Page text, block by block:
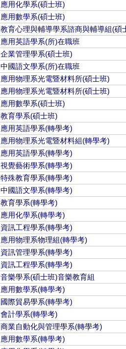
應用化學系(碩士班)
應用數學系(碩士班)
教育心理與輔導學系諮商與輔導組(碩
應用英語學系(所)在職班
企業管理學系(碩士班)
中國語文學系(所)在職班
應用物理系光電暨材料所(碩士班)
應用物理系光電暨材料所(碩士班)
應用數學系(碩士班)
教育學系(碩士班)
應用英語學系(轉學考)
應用物理系光電暨材料組(轉學考)
應用英語學系(轉學考)
視覺藝術學系(轉學考)
特殊教育學系(轉學考)
中國語文學系(轉學考)
教育學系(轉學考)
應用化學系(轉學考)
資訊工程學系(轉學考)
應用物理系物理組(轉學考)
資訊管理學系(轉學考)
資訊工程學系(轉學考)
音樂學系(碩士班)音樂教育組
應用數學系(轉學考)
國際貿易學系(轉學考)
會計學系(轉學考)
商業自動化與管理學系(轉學考)
應用數學系(轉學考)